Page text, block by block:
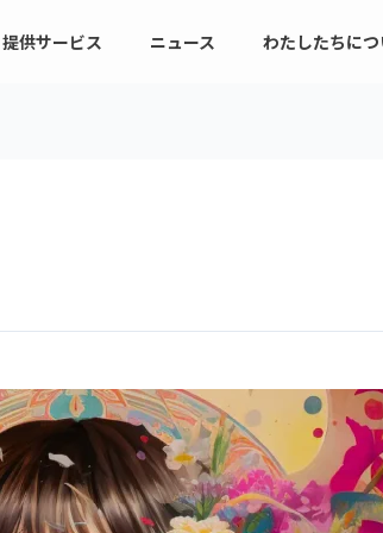
提供サービス ニュース わたしたちに